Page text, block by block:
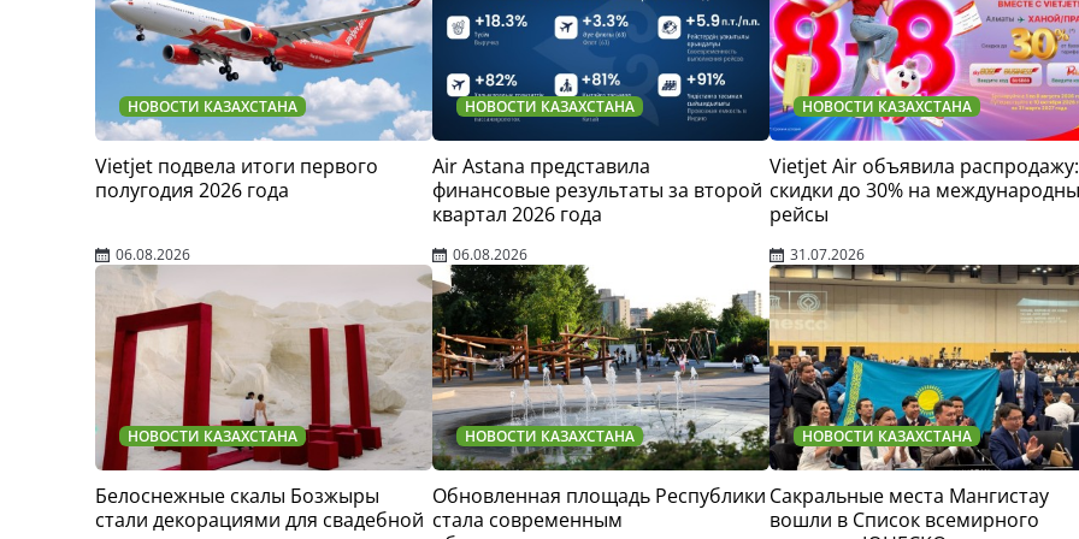
НОВОСТИ КАЗАХСТАНА
Vietjet подвела итоги первого
полугодия 2026 года
06.08.2026
НОВОСТИ КАЗАХСТАНА
Air Astana представила
финансовые результаты за второй
квартал 2026 года
06.08.2026
НОВОСТИ КАЗАХСТАНА
Vietjet Air объявила распродажу:
скидки до 30% на
рейсы
31.07.2026
НОВОСТИ КАЗАХСТАНА
Белоснежные скалы Бозжыры
стали декорациями для свадебной
НОВОСТИ КАЗАХСТАНА
Обновленная площадь Республики
стала современным
НОВОСТИ КАЗАХСТАНА
Сакральные места Мангистау
вошли в Список всемирного